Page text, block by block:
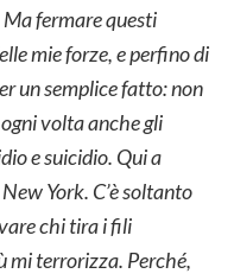
fermare questi
mie forze, e perfino di
un semplice fatto: non
volta anche gli
e suicidio. Qui a
York. C’è soltanto
chi tira i fili
mi terrorizza. Perché,